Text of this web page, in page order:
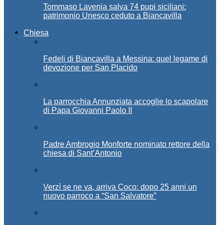
Tommaso Lavenia salva 74 pupi siciliani:
patrimonio Unesco ceduto a Biancavilla
Chiesa
Fedeli di Biancavilla a Messina: quel legame di
devozione per San Placido
La parrocchia Annunziata accoglie lo scapolare
di Papa Giovanni Paolo II
Padre Ambrogio Monforte nominato rettore della
chiesa di Sant’Antonio
Verzì se ne va, arriva Coco: dopo 25 anni un
nuovo parroco a “San Salvatore”